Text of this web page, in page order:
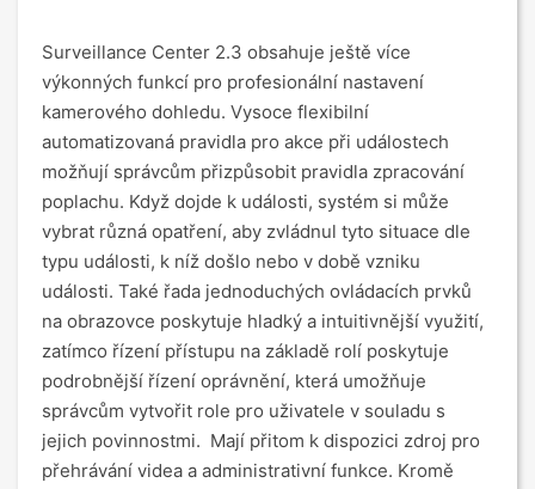
Surveillance Center 2.3 obsahuje ještě více
výkonných funkcí pro profesionální nastavení
kamerového dohledu. Vysoce flexibilní
automatizovaná pravidla pro akce při událostech
možňují správcům přizpůsobit pravidla zpracování
poplachu. Když dojde k události, systém si může
vybrat různá opatření, aby zvládnul tyto situace dle
typu události, k níž došlo nebo v době vzniku
události. Také řada jednoduchých ovládacích prvků
na obrazovce poskytuje hladký a intuitivnější využití,
zatímco řízení přístupu na základě rolí poskytuje
podrobnější řízení oprávnění, která umožňuje
správcům vytvořit role pro uživatele v souladu s
jejich povinnostmi. Mají přitom k dispozici zdroj pro
přehrávání videa a administrativní funkce. Kromě